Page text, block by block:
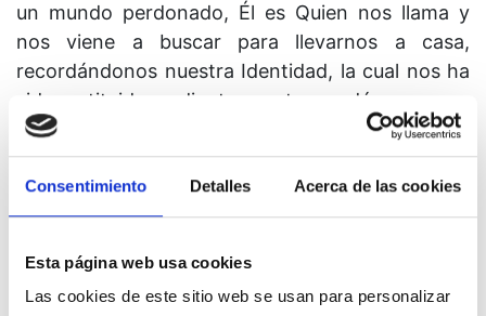
Consentimiento Detalles Acerca de las cookies
Esta página web usa cookies
Las cookies de este sitio web se usan para personalizar
un mundo perdonado, Él es Quien nos llama y
nos viene a buscar para llevarnos a casa,
recordándonos nuestra Identidad, la cual nos ha
sido restituida mediante nuestro perdón.
La santidad eterna mora en mí.